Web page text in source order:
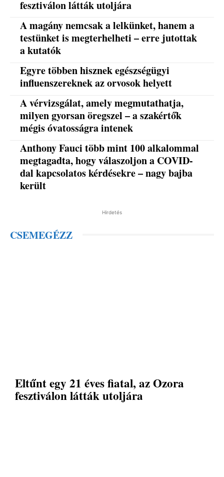
fesztiválon látták utoljára
A magány nemcsak a lelkünket, hanem a
testünket is megterhelheti – erre jutottak
a kutatók
Egyre többen hisznek egészségügyi
influenszereknek az orvosok helyett
A vérvizsgálat, amely megmutathatja,
milyen gyorsan öregszel – a szakértők
mégis óvatosságra intenek
Anthony Fauci több mint 100 alkalommal
megtagadta, hogy válaszoljon a COVID-
dal kapcsolatos kérdésekre – nagy bajba
került
Hirdetés
CSEMEGÉZZ
Eltűnt egy 21 éves fiatal, az Ozora
fesztiválon látták utoljára